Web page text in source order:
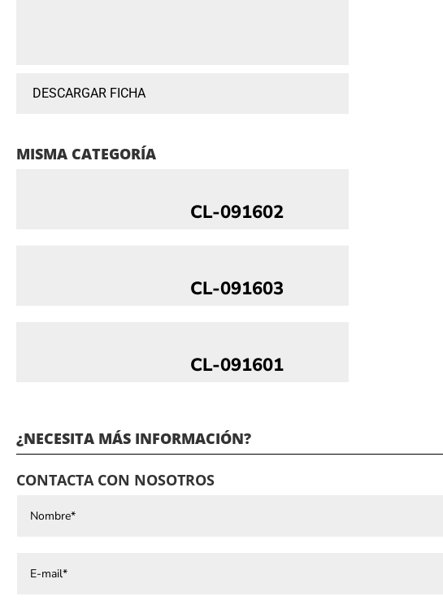
DESCARGAR FICHA
MISMA CATEGORÍA
CL-091602
CL-091603
CL-091601
¿NECESITA MÁS INFORMACIÓN?
CONTACTA CON NOSOTROS